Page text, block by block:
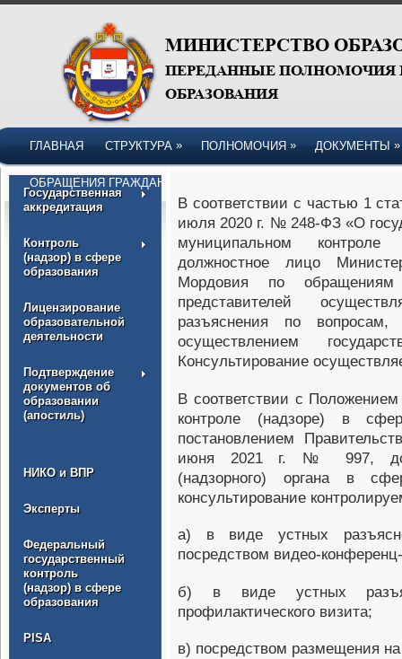
ГЛАВНАЯ СТРУКТУРА » ПОЛНОМОЧИЯ » ДОКУМЕНТЫ »
ОБРАЩЕНИЯ ГРАЖДАН
Государственная
аккредитация
Контроль
(надзор) в сфере
образования
Лицензирование
образовательной
деятельности
Подтверждение
документов об
образовании
(апостиль)
НИКО и ВПР
Эксперты
Федеральный
государственный
контроль
(надзор) в сфере
образования
PISA
В соответствии с частью 1
июля 2020 г. № 248-ФЗ «О
муниципальном
должностное лицо
Мордовия по
представителей
разъяснения по
осуществлением
Консультирование
В соответствии с
контроле (надзоре) в
постановлением
июня 2021 г. № 997,
(надзорного) органа в
консультирование
а) в виде устных
посредством видео-
б) в виде устных
профилактического визита;
в) посредством размещения